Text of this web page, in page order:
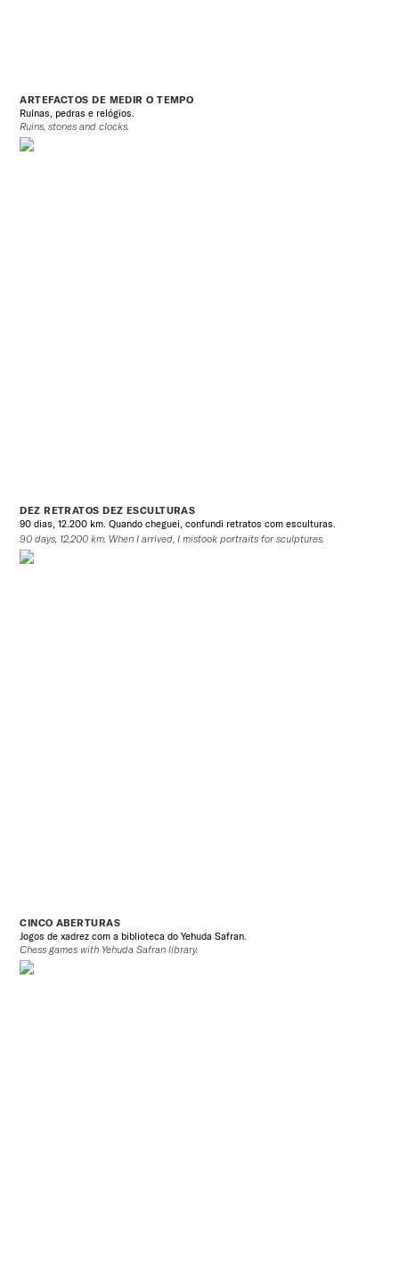
ARTEFACTOS DE MEDIR O TEMPO
Ruínas, pedras e relógios.
Ruins, stones and clocks.
DEZ RETRATOS DEZ ESCULTURAS
90 dias, 12.200 km. Quando cheguei, confundi retratos com esculturas.
90 days, 12,200 km. When I arrived, I mistook portraits for sculptures.
CINCO ABERTURAS
Jogos de xadrez com a biblioteca do Yehuda Safran.
Chess games with Yehuda Safran library.